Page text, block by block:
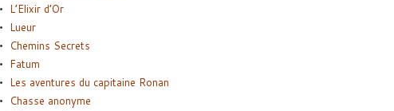
L’Elixir d’Or
Lueur
Chemins Secrets
Fatum
Les aventures du capitaine Ronan
Chasse anonyme